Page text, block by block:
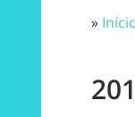
»